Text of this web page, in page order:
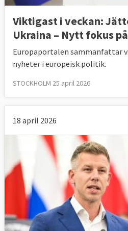
Viktigast i veckan:
Ukraina – Nytt fokus
Europaportalen sammanfattar
nyheter i europeisk politik.
STOCKHOLM 25 april 2026
18 april 2026